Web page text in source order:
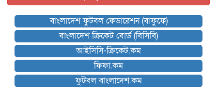
কিংস অ্যারেনায় ফাইনাল খেলবে না মোহামেডান!
কিউট-ডিআরইউ দাবায় মোরসালিন চ্যাম্পিয়ন
ব্রাদার্সকে হারিয়ে ফাইনালে মোহামেডান
নেইমারকে নিয়েই বিশ্বকাপে ব্রাজিলের প্রাথমিক স্কোয়াড
আর্জেন্টিনার ৫৫ সদস্যের প্রাথমিক দল ঘোষণা
বাংলাদেশ ফুটবল ফেডারেশন (বাফুফে)
বাংলাদেশ ক্রিকেট বোর্ড (বিসিবি)
আইসিসি-ক্রিকেট.কম
ফিফা.কম
ফুটবল বাংলাদেশ.কম